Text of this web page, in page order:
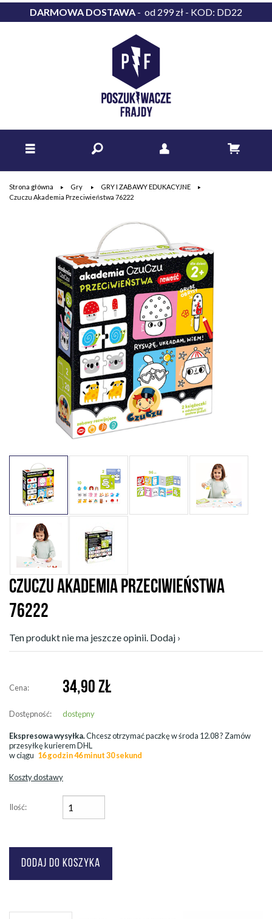
DARMOWA DOSTAWA - od 299 zł - KOD: DD22
Strona główna Gry
GRY I ZABAWY EDUKACYJNE
Czuczu Akademia Przeciwieństwa 76222
CZUCZU AKADEMIA PRZECIWIEŃSTWA
76222
Ten produkt nie ma jeszcze opinii. Dodaj ›
Cena: 34,90 ZŁ
Dostępność: dostępny
Ekspresowa wysyłka.Chcesz otrzymać paczkę wśroda 12.08? Zamów
przesyłkę kurierem DHL
w ciągu 16 godzin 46 minut 29 sekund
Koszty dostawy
Ilość: